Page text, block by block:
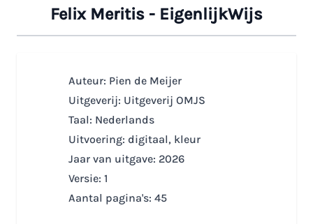
Felix Meritis - EigenlijkWijs
Auteur: Pien de Meijer
Uitgeverij: Uitgeverij OMJS
Taal: Nederlands
Uitvoering: digitaal, kleur
Jaar van uitgave: 2026
Versie: 1
Aantal pagina's: 45